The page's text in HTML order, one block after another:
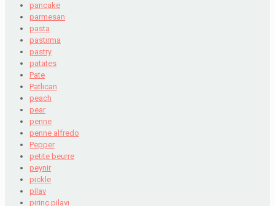
pancake
parmesan
pasta
pastırma
pastry
patates
Pate
Patlıcan
peach
pear
penne
penne alfredo
Pepper
petite beurre
peynir
pickle
pilav
pirinç pilavı